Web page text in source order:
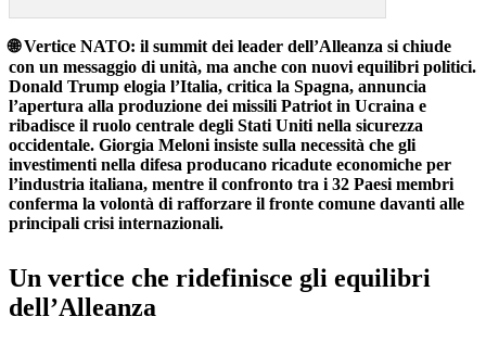
🌐 Vertice NATO: il summit dei leader dell’Alleanza si chiude
con un messaggio di unità, ma anche con nuovi equilibri politici.
Donald Trump elogia l’Italia, critica la Spagna, annuncia
l’apertura alla produzione dei missili Patriot in Ucraina e
ribadisce il ruolo centrale degli Stati Uniti nella sicurezza
occidentale. Giorgia Meloni insiste sulla necessità che gli
investimenti nella difesa producano ricadute economiche per
l’industria italiana, mentre il confronto tra i 32 Paesi membri
conferma la volontà di rafforzare il fronte comune davanti alle
principali crisi internazionali.
Un vertice che ridefinisce gli equilibri
dell’Alleanza